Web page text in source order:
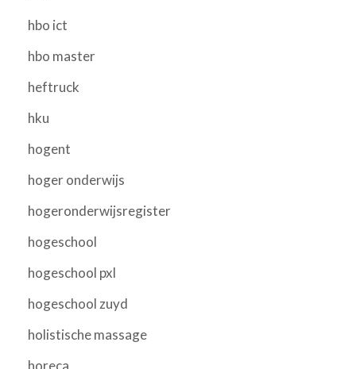
hbo ict
hbo master
heftruck
hku
hogent
hoger onderwijs
hogeronderwijsregister
hogeschool
hogeschool pxl
hogeschool zuyd
holistische massage
horeca